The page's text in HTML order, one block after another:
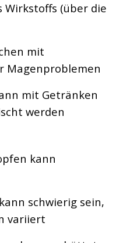
Wirkstoffs (über die
mit
Magenproblemen
mit Getränken
werden
kann
schwierig sein,
variiert